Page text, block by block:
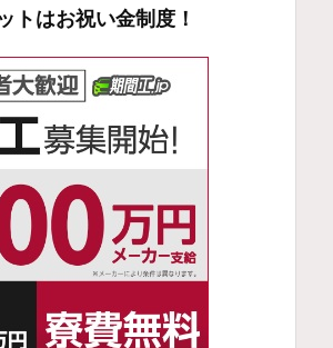
トはお祝い金制度！